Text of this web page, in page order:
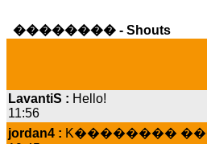
�������� - Shouts
11:56
jordan4 :K��������
19:45